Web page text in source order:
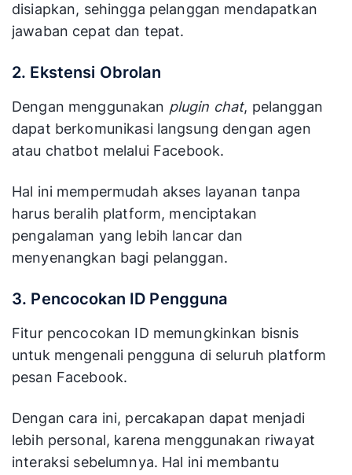
disiapkan, sehingga pelanggan mendapatkan
jawaban cepat dan tepat.
2. Ekstensi Obrolan
Dengan menggunakan plugin chat, pelanggan
dapat berkomunikasi langsung dengan agen
atau chatbot melalui Facebook.
Hal ini mempermudah akses layanan tanpa
harus beralih platform, menciptakan
pengalaman yang lebih lancar dan
menyenangkan bagi pelanggan.
3. Pencocokan ID Pengguna
Fitur pencocokan ID memungkinkan bisnis
untuk mengenali pengguna di seluruh platform
pesan Facebook.
Dengan cara ini, percakapan dapat menjadi
lebih personal, karena menggunakan riwayat
interaksi sebelumnya. Hal ini membantu